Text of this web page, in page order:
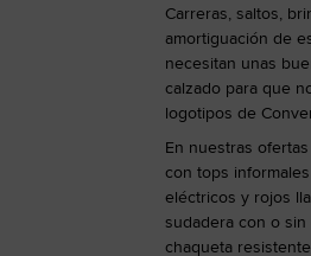
Carreras, saltos,
amortiguación de
necesitan unas
calzado para que
logotipos de
En nuestras
con tops
eléctricos y rojos
sudadera con o
chaqueta